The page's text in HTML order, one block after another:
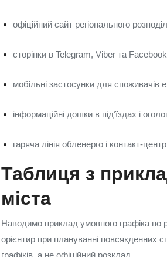
офіційний сайт регіонального
сторінки в Telegram, Viber та Facebook
мобільні застосунки для споживачів
інформаційні дошки в підʼїздах і
гаряча лінія обленерго і
Таблиця з
міста
Наводимо приклад умовного графіка по
орієнтир при плануванні повсякденних
графіків, а не офіційний розклад.